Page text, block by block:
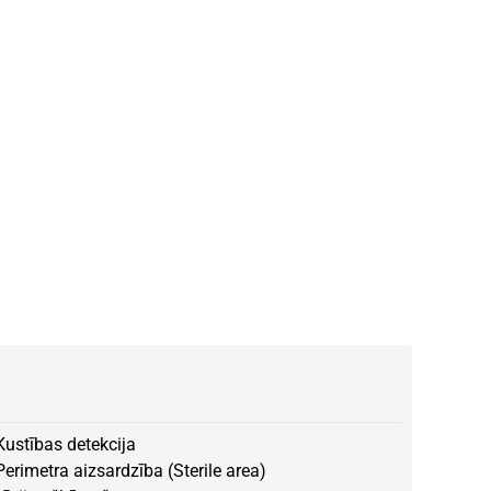
detekcija
aizsardzība (Sterile area)